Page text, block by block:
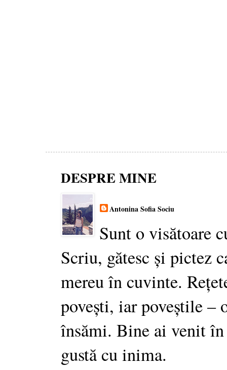
DESPRE MINE
Antonina Sofia Sociu
Sunt o visătoare
Scriu, gătesc și pictez
mereu în cuvinte.
povești, iar poveștile –
însămi. Bine ai venit
gustă cu inima.